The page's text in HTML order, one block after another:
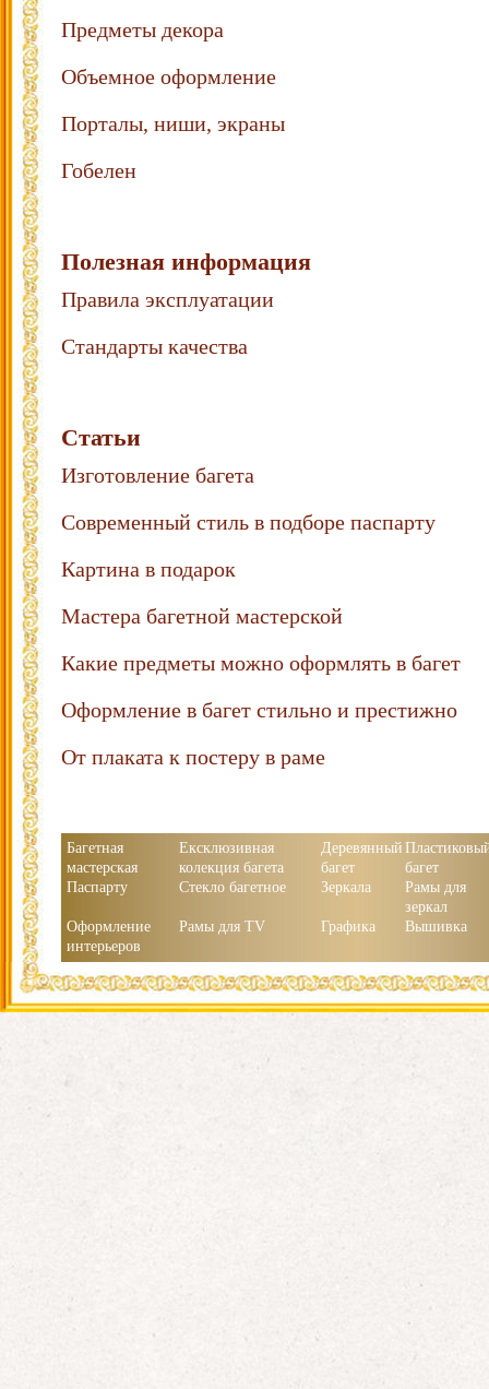
Предметы декора
Объемное оформление
Порталы, ниши, экраны
Гобелен
Полезная информация
Правила эксплуатации
Стандарты качества
Статьи
Изготовление багета
Современный стиль в подборе паспарту
Картина в подарок
Мастера багетной мастерской
Какие предметы можно оформлять в багет
Оформление в багет стильно и престижно
От плаката к постеру в раме
Багетная
мастерская
Ексклюзивная
колекция багета
Деревянный
багет
багет
Паспарту
Стекло багетное Зеркала
Рамы для
зеркал
Оформление
интерьеров
Рамы для TV Графика Вышивка